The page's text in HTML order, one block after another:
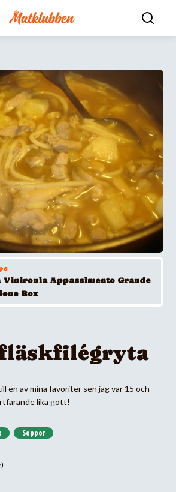
Vinironia Appassimento Grande
Box
en av mina favoriter sen jag var 15 och
lika gott!
Soppor